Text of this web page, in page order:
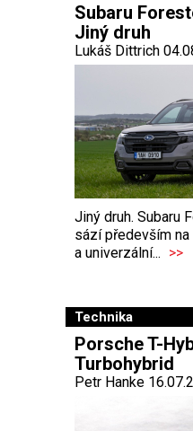
Subaru
Jiný druh
Lukáš Dittrich
Jiný druh. Subaru
sází především
a univerzální... >>
Technika
Porsche T-
Turbohybrid
Petr Hanke